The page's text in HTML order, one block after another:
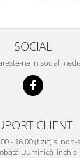
SOCIAL
ne in social
CLIENTI
- 16.00 (fizic) si
Duminică: închis